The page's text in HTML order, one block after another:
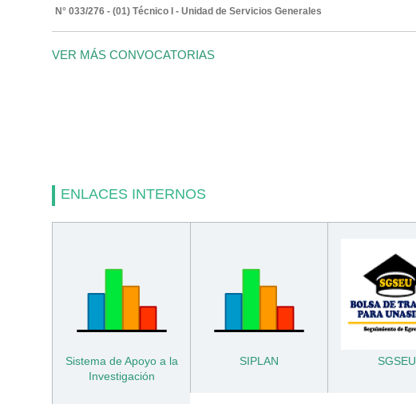
N° 033/276 - (01) Técnico I - Unidad de Servicios Generales
VER MÁS CONVOCATORIAS
ENLACES INTERNOS
Sistema de Apoyo a la
Investigación
SIPLAN SGSEU